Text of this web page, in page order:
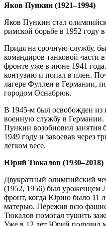
Яков Пункин (1921–1994)
Яков Пункин стал
римской борьбе в 1952 году
Придя на срочную службу,
командиров танковой части
фронте уже в июне 1941
контузию и попал в плен.
лагере Фуллен в Германии,
городом Оснабрюк.
В 1945-м был освобожден из
военную службу в
Пункин возобновил
1949 году и завоевав через
легком весе.
Юрий Тюкалов (1930–2018)
Двукратный олимпийский
(1952, 1956) был уроженцем
фронт, когда Юрию было 11
матерью. Пережив всю
Тюкалов помогал тушить
Уже в 12 лет Юрий получил